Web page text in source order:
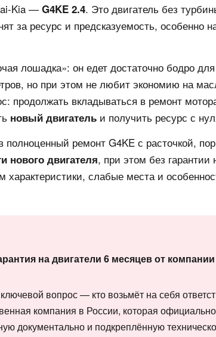
Kia — G4KE 2.4. Это двигатель без
за ресурс и предсказуемость, особенно
лошадка»: он едет достаточно бодро
но при этом не любит экономию на
продолжать вкладываться в ремонт
новый двигатель и получить ресурс с
полноценный ремонт G4KE с расточкой,
нового двигателя, при этом без гарантии
характеристики, слабые места и
на двигатели 6 месяцев от
вопрос — кто возьмёт на себя
компания в России, которая
документально и подкреплённую